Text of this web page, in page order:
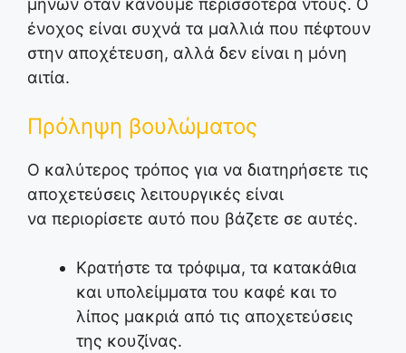
μηνών όταν κάνουμε περισσότερα ντους. Ο
ένοχος είναι συχνά τα μαλλιά που πέφτουν
στην αποχέτευση, αλλά δεν είναι η μόνη
αιτία.
Πρόληψη βουλώματος
Ο καλύτερος τρόπος για να διατηρήσετε τις
αποχετεύσεις λειτουργικές είναι
να περιορίσετε αυτό που βάζετε σε αυτές.
Κρατήστε τα τρόφιμα, τα κατακάθια
και υπολείμματα του καφέ και το
λίπος μακριά από τις αποχετεύσεις
της κουζίνας.